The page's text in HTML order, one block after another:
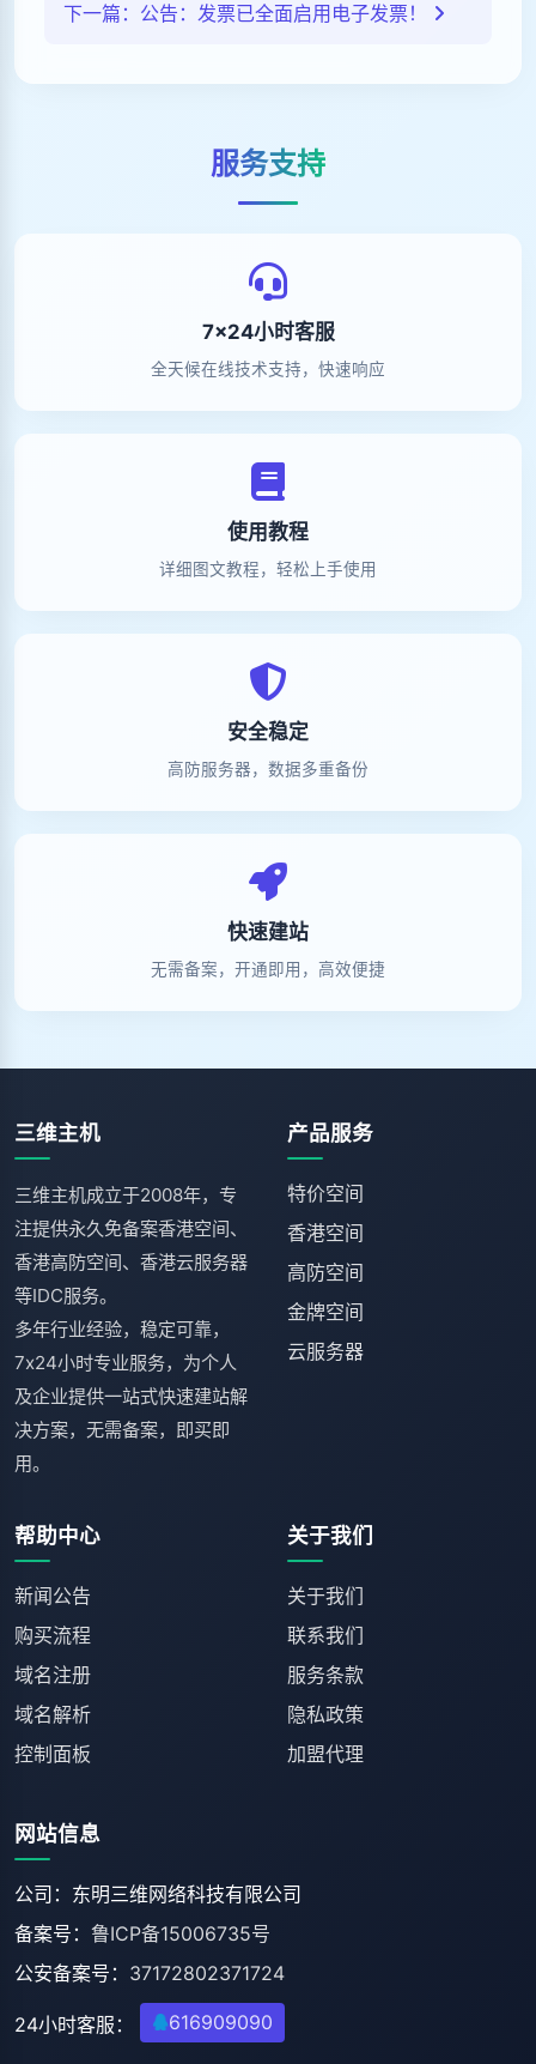
下一篇：公告：发票已全面启用电子发票！
服务支持
7×24小时客服
全天候在线技术支持，快速响应
使用教程
详细图文教程，轻松上手使用
安全稳定
高防服务器，数据多重备份
快速建站
无需备案，开通即用，高效便捷
三维主机
三维主机成立于2008年，专
注提供永久免备案香港空间、
香港高防空间、香港云服务器
等IDC服务。
多年行业经验，稳定可靠，
7x24小时专业服务，为个人
及企业提供一站式快速建站解
决方案，无需备案，即买即
用。
产品服务
特价空间
香港空间
高防空间
金牌空间
云服务器
帮助中心
新闻公告
购买流程
域名注册
域名解析
控制面板
关于我们
关于我们
联系我们
服务条款
隐私政策
加盟代理
网站信息
公司：东明三维网络科技有限公司
备案号： 鲁ICP备15006735号
公安备案号： 37172802371724
24小时客服： 616909090